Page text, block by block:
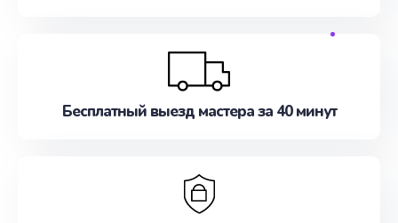
Бесплатный выезд мастера за 40 минут